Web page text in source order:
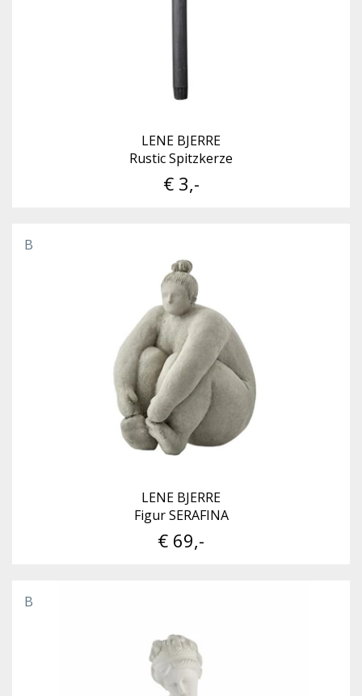
LENE BJERRE
Rustic Spitzkerze
€ 3,-
B
LENE BJERRE
Figur SERAFINA
€ 69,-
B